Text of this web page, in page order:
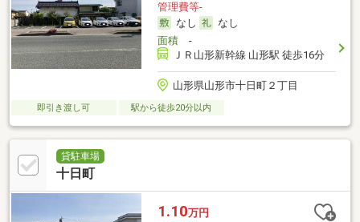
管理費等-
なし
なし
面積-
ＪＲ山形新幹線 山形駅 徒歩16分
山形県山形市十日町２丁目
即引き渡し可 駅から徒歩20分以内
貸駐車場
十日町
1.10万円